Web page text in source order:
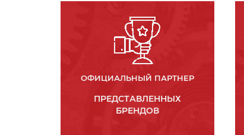
ОФИЦИАЛЬНЫЙ ПАРТНЕР
ПРЕДСТАВЛЕННЫХ
БРЕНДОВ